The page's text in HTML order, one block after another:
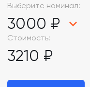
Выберите номинал:
3000 ₽
Стоимость:
3210 ₽